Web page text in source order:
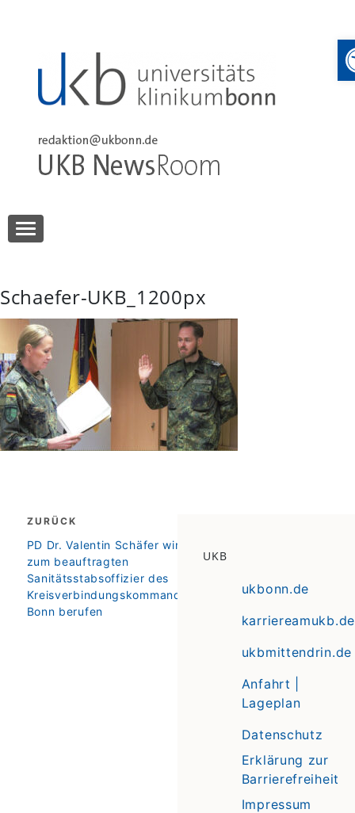
UKB NewsRoom
Schaefer-UKB_1200px
Beitragsnavigation
ZURÜCK
zurück
PD Dr. Valentin Schäfer wird
zum beauftragten
Sanitätsstabsoffizier des
Kreisverbindungskommandos
Bonn berufen
UKB
ukbonn.de
karriereamukb.de
ukbmittendrin.de
Anfahrt |
Lageplan
Datenschutz
Erklärung zur
Barrierefreiheit
Impressum